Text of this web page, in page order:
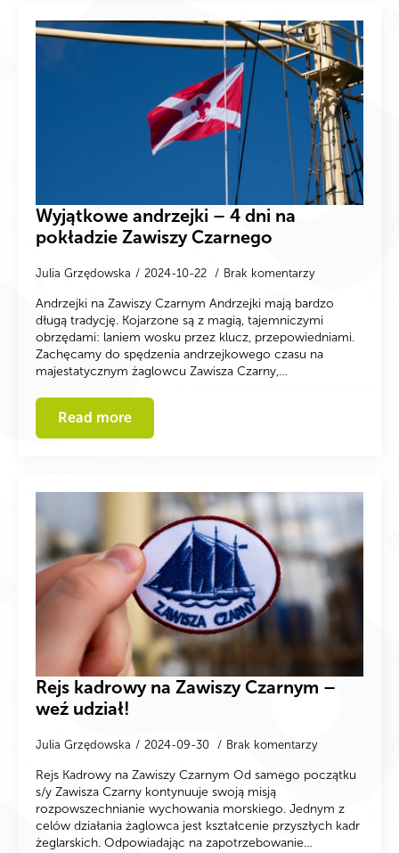
Wyjątkowe andrzejki – 4 dni na
pokładzie Zawiszy Czarnego
Julia Grzędowska 2024-10-22 Brak komentarzy
Andrzejki na Zawiszy Czarnym Andrzejki mają bardzo
długą tradycję. Kojarzone są z magią, tajemniczymi
obrzędami: laniem wosku przez klucz, przepowiedniami.
Zachęcamy do spędzenia andrzejkowego czasu na
majestatycznym żaglowcu Zawisza Czarny,…
Read more
Rejs kadrowy na Zawiszy Czarnym –
weź udział!
Julia Grzędowska 2024-09-30 Brak komentarzy
Rejs Kadrowy na Zawiszy Czarnym Od samego początku
s/y Zawisza Czarny kontynuuje swoją misją
rozpowszechnianie wychowania morskiego. Jednym z
celów działania żaglowca jest kształcenie przyszłych kadr
żeglarskich. Odpowiadając na zapotrzebowanie…